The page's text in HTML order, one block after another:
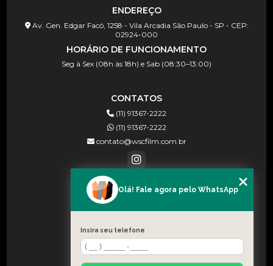
ENDEREÇO
Av. Gen. Edgar Facó, 1258 - Vila Arcadia São Paulo - SP - CEP:
02924-000
HORÁRIO DE FUNCIONAMENTO
Seg à Sex (08h às 18h) e Sab (08:30–13:00)
CONTATOS
(11) 91367-2222
(11) 91367-2222
contato@wscfilm.com.br
MENU
HOME
CONTATO
Olá! Fale agora pelo WhatsApp
Insira seu telefone